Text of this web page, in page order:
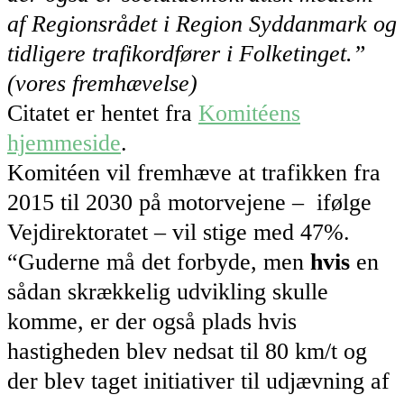
af Regionsrådet i Region Syddanmark og
tidligere trafikordfører i Folketinget.”
(vores fremhævelse)
Citatet er hentet fra Komitéens
hjemmeside.
Komitéen vil fremhæve at trafikken fra
2015 til 2030 på motorvejene – ifølge
Vejdirektoratet – vil stige med 47%.
“Guderne må det forbyde, men hvis en
sådan skrækkelig udvikling skulle
komme, er der også plads hvis
hastigheden blev nedsat til 80 km/t og
der blev taget initiativer til udjævning af